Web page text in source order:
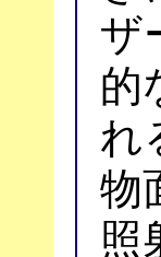
ザ
的
れ
物
照